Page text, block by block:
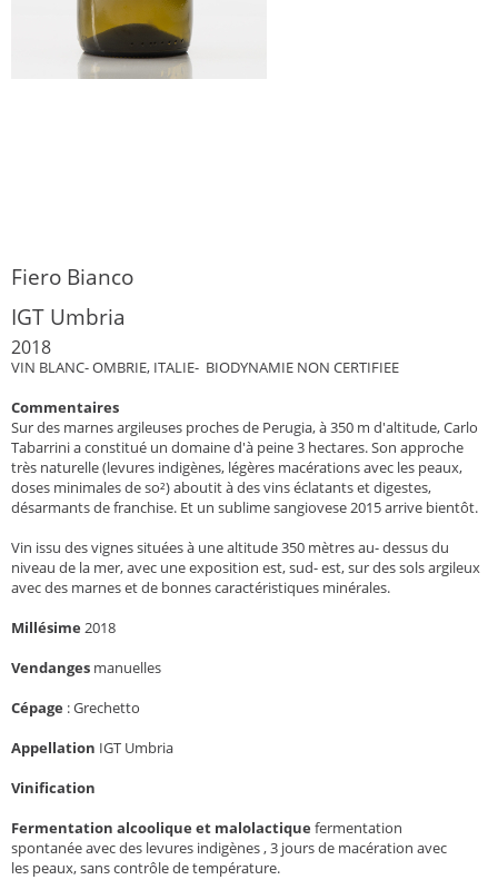
Fiero Bianco
IGT Umbria
2018
VIN BLANC- OMBRIE, ITALIE- BIODYNAMIE NON CERTIFIEE
Commentaires
Sur des marnes argileuses proches de Perugia, à 350 m d'altitude, Carlo
Tabarrini a constitué un domaine d'à peine 3 hectares. Son approche
très naturelle (levures indigènes, légères macérations avec les peaux,
doses minimales de so²) aboutit à des vins éclatants et digestes,
désarmants de franchise. Et un sublime sangiovese 2015 arrive bientôt.
Vin issu des vignes situées à une altitude 350 mètres au- dessus du
niveau de la mer, avec une exposition est, sud- est, sur des sols argileux
avec des marnes et de bonnes caractéristiques minérales.
Millésime 2018
Vendanges manuelles
Cépage :Grechetto
Appellation IGT Umbria
Vinification
Fermentation alcoolique et malolactique fermentation
spontanée avec des levures indigènes , 3 jours de macération avec
les peaux, sans contrôle de température.